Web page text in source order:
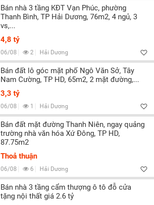
Bán nhà 3 tầng KĐT Vạn Phúc, phường
Thanh Bình, TP Hải Dương, 76m2, 4 ngủ, 3
vs,...
4,8 tỷ
06/08 2 Hải Dương
Bán đất lô góc mặt phố Ngô Văn Sở, Tây
Nam Cường, TP HD, 65m2, 2 mặt đường,...
3,3 tỷ
06/08 1 Hải Dương
Bán đất mặt đường Thanh Niên, ngay quảng
trường nhà văn hóa Xứ Đông, TP HD,
87.75m2
Thoả thuận
06/08 6 Hải Dương
Bán nhà 3 tầng cẩm thượng ô tô đỗ cửa
tặng nội thất giá 2.6 tỷ